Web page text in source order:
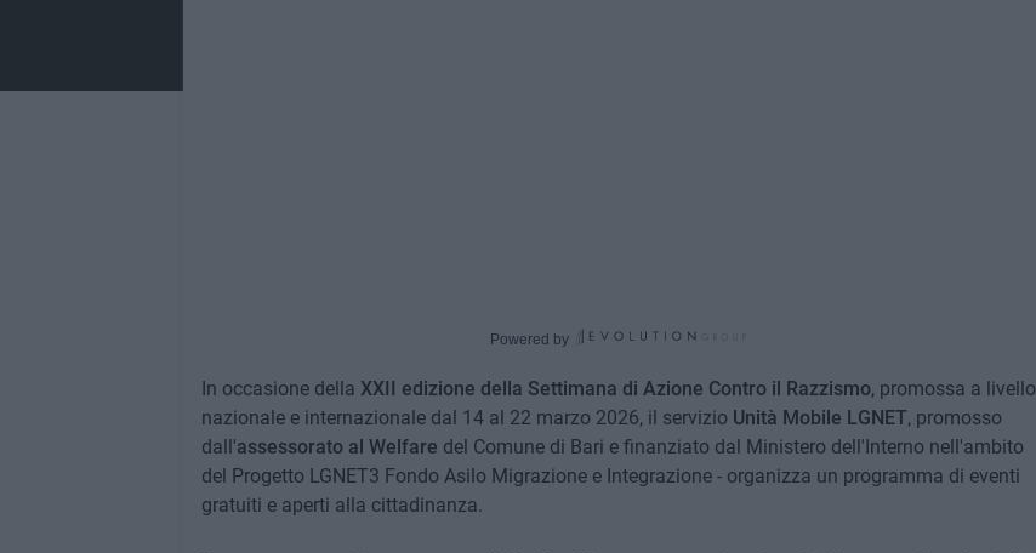
Powered by
In occasione della XXII edizione della Settimana di Azione Contro il Razzismo, promossa a livello
nazionale e internazionale dal 14 al 22 marzo 2026, il servizio Unità Mobile LGNET, promosso
dall'assessorato al Welfare del Comune di Bari e finanziato dal Ministero dell'Interno nell'ambito
del Progetto LGNET3 Fondo Asilo Migrazione e Integrazione - organizza un programma di eventi
gratuiti e aperti alla cittadinanza.